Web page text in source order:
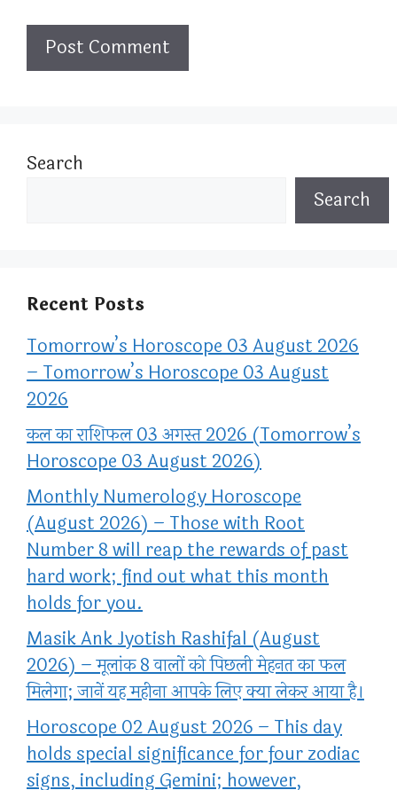
Search
Search
Recent Posts
Tomorrow’s Horoscope 03 August 2026
– Tomorrow’s Horoscope 03 August
2026
कल का राशिफल 03 अगस्त 2026 (Tomorrow’s
Horoscope 03 August 2026)
Monthly Numerology Horoscope
(August 2026) – Those with Root
Number 8 will reap the rewards of past
hard work; find out what this month
holds for you.
Masik Ank Jyotish Rashifal (August
2026) – मूलांक 8 वालों को पिछली मेहनत का फल
मिलेगा; जानें यह महीना आपके लिए क्या लेकर आया है।
Horoscope 02 August 2026 – This day
holds special significance for four zodiac
signs, including Gemini; however,